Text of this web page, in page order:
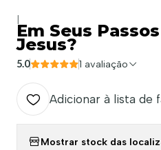
Em Seus
Jesus?
5.0 1 avaliação
Adicionar à lista de
Mostrar stock das